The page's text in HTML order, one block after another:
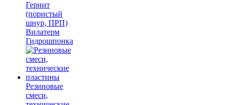
Гернит
(пористый
шнур, ПРП)
Вилатерм
Гидрошпонка
Резиновые
смеси,